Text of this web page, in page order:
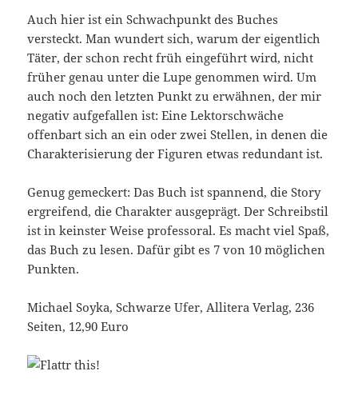
Auch hier ist ein Schwachpunkt des Buches
versteckt. Man wundert sich, warum der eigentlich
Täter, der schon recht früh eingeführt wird, nicht
früher genau unter die Lupe genommen wird. Um
auch noch den letzten Punkt zu erwähnen, der mir
negativ aufgefallen ist: Eine Lektorschwäche
offenbart sich an ein oder zwei Stellen, in denen die
Charakterisierung der Figuren etwas redundant ist.
Genug gemeckert: Das Buch ist spannend, die Story
ergreifend, die Charakter ausgeprägt. Der Schreibstil
ist in keinster Weise professoral. Es macht viel Spaß,
das Buch zu lesen. Dafür gibt es 7 von 10 möglichen
Punkten.
Michael Soyka, Schwarze Ufer, Allitera Verlag, 236
Seiten, 12,90 Euro